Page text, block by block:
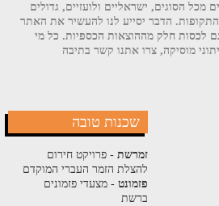
מכל הסוגים, ישראליים ולועזיים, גדולים
התקופות. הדבר יסייע לנו להעשיר את האתר
לכסות חלק מההוצאות הכספיות. כל מי
מוסיקה, צרו אתנו קשר בתיבה
שכנות טובה
זמרשת- פרויקט חירום
להצלת הזמר העברי המוקדם
פזמונט- מצעדי פזמונים
ברשת